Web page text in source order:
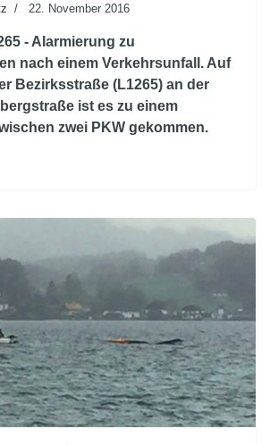
22. November 2016
- Alarmierung zu
nach einem Verkehrsunfall. Auf
Bezirksstraße (L1265) an der
ist es zu einem
zwei PKW gekommen.